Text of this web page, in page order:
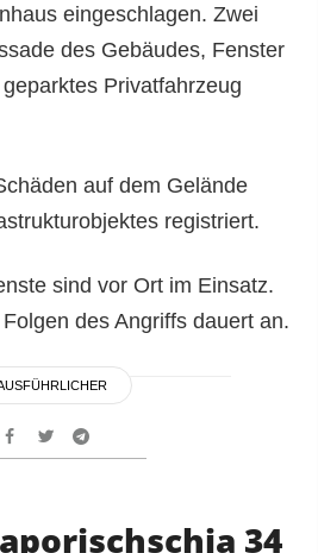
eingeschlagen. Zwei
des Gebäudes, Fenster
Privatfahrzeug
auf dem Gelände
registriert.
sind vor Ort im Einsatz.
des Angriffs dauert an.
34